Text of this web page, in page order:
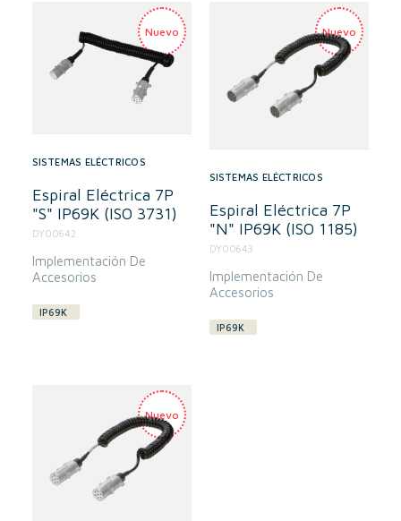
SISTEMAS ELÉCTRICOS
Espiral Eléctrica 7P
"S" IP69K (ISO 3731)
DY00642
Implementación De
Accesorios
IP69K
SISTEMAS ELÉCTRICOS
Espiral Eléctrica 7P
"N" IP69K (ISO 1185)
DY00643
Implementación De
Accesorios
IP69K